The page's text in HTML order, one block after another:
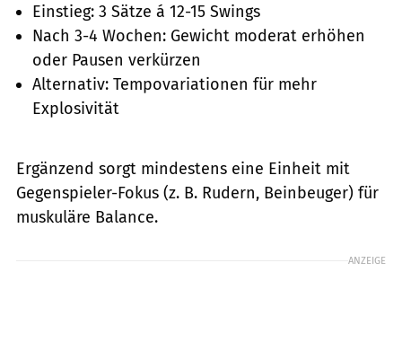
Einstieg: 3 Sätze á 12-15 Swings
Nach 3-4 Wochen: Gewicht moderat erhöhen
oder Pausen verkürzen
Alternativ: Tempovariationen für mehr
Explosivität
Ergänzend sorgt mindestens eine Einheit mit
Gegenspieler-Fokus (z. B. Rudern, Beinbeuger) für
muskuläre Balance.
ANZEIGE